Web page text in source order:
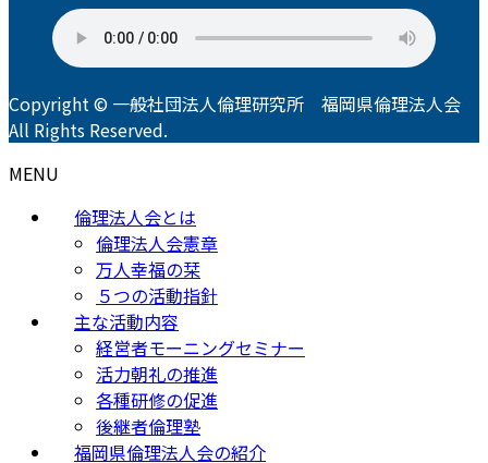
Copyright © 一般社団法人倫理研究所 福岡県倫理法人会
All Rights Reserved.
MENU
倫理法人会とは
倫理法人会憲章
万人幸福の栞
５つの活動指針
主な活動内容
経営者モーニングセミナー
活力朝礼の推進
各種研修の促進
後継者倫理塾
福岡県倫理法人会の紹介